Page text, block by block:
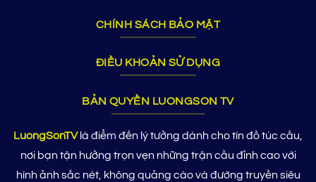
CHÍNH SÁCH BẢO MẬT
ĐIỀU KHOẢN SỬ DỤNG
BẢN QUYỀN LUONGSON TV
LuongSonTVlà điểm đến lý tưởng dành cho tín đồ túc cầu,
nơi bạn tận hưởng trọn vẹn những trận cầu đỉnh cao với
hình ảnh sắc nét, không quảng cáo và đường truyền siêu